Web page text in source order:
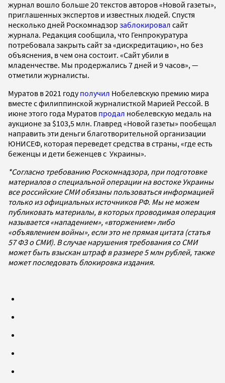
журнал вошло больше 20 текстов авторов «Новой газеты»,
приглашенных экспертов и известных людей. Спустя
несколько дней Роскомнадзор заблокировал сайт
журнала. Редакция сообщила, что Генпрокуратура
потребовала закрыть сайт за «дискредитацию», но без
объяснения, в чем она состоит. «Сайт убили в
младенчестве. Мы продержались 7 дней и 9 часов», —
отметили журналисты.
Муратов в 2021 годуполучил Нобелевскую премию мира
вместе с филиппинской журналисткой Марией Рессой. В
июне этого года Муратов продал нобелевскую медаль на
аукционе за $103,5 млн. Главред «Новой газеты» пообещал
направить эти деньги благотворительной организации
ЮНИСЕФ, которая переведет средства в страны, «где есть
беженцы и дети беженцев с Украины».
*Согласно требованию Роскомнадзора, при подготовке
материалов о специальной операции на востоке Украины
все российские СМИ обязаны пользоваться информацией
только из официальных источников РФ. Мы не можем
публиковать материалы, в которых проводимая операция
называется «нападением», «вторжением» либо
«объявлением войны», если это не прямая цитата (статья
57 ФЗ о СМИ). В случае нарушения требования со СМИ
может быть взыскан штраф в размере 5 млн рублей, также
может последовать блокировка издания.